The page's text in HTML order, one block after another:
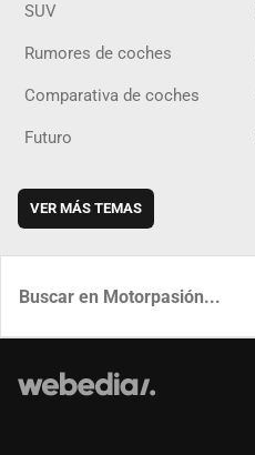
SUV
Rumores de coches
Comparativa de coches
Futuro
VER MÁS TEMAS